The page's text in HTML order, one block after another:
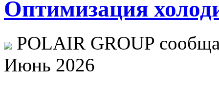
Оптимизация
POLAIR GROUP
Июнь 2026